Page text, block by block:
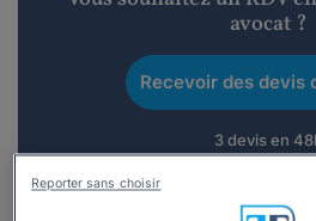
avocat ?
Recevoir des devis
3 devis en
Reporter sans choisir